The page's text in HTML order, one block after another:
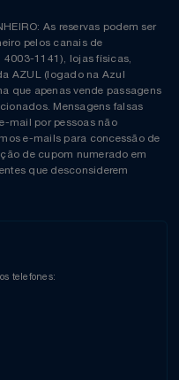
As reservas podem ser
pelos canais de
1141), lojas físicas,
AZUL (logado na Azul
que apenas vende passagens
Mensagens falsas
mail por pessoas não
e-mails para concessão de
de cupom numerado em
que desconsiderem
telefones: